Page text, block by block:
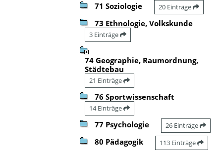
71 Soziologie 20 Einträge
73 Ethnologie, Volkskunde
3 Einträge
74 Geographie, Raumordnung,
Städtebau
21 Einträge
76 Sportwissenschaft
14 Einträge
77 Psychologie 26 Einträge
80 Pädagogik 113 Einträge